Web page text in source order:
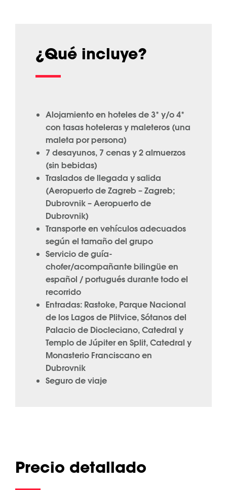
¿Qué incluye?
Alojamiento en hoteles de 3* y/o 4*
con tasas hoteleras y maleteros (una
maleta por persona)
7 desayunos, 7 cenas y 2 almuerzos
(sin bebidas)
Traslados de llegada y salida
(Aeropuerto de Zagreb – Zagreb;
Dubrovnik – Aeropuerto de
Dubrovnik)
Transporte en vehículos adecuados
según el tamaño del grupo
Servicio de guía-
chofer/acompañante bilingüe en
español / portugués durante todo el
recorrido
Entradas: Rastoke, Parque Nacional
de los Lagos de Plitvice, Sótanos del
Palacio de Diocleciano, Catedral y
Templo de Júpiter en Split, Catedral y
Monasterio Franciscano en
Dubrovnik
Seguro de viaje
Precio detallado